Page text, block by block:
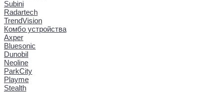
Subini
Radartech
TrendVision
Комбо устройства
Axper
Bluesonic
Dunobil
Neoline
ParkCity
Playme
Stealth